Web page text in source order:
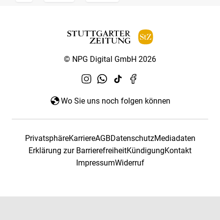
© NPG Digital GmbH 2026
Wo Sie uns noch folgen können
PrivatsphäreKarriereAGBDatenschutzMediadaten
Erklärung zur BarrierefreiheitKündigungKontakt
ImpressumWiderruf